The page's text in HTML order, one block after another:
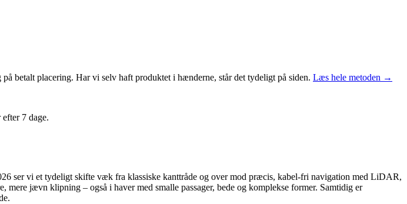
betalt placering. Har vi selv haft produktet i hænderne, står det tydeligt på siden. Læs hele metoden →
7 dage.
ser vi et tydeligt skifte væk fra klassiske kanttråde og over mod præcis, kabel-fri navigation med LiDAR,
jævn klipning – også i haver med smalle passager, bede og komplekse former. Samtidig er